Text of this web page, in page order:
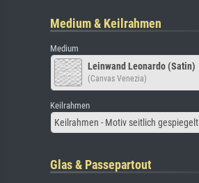
Medium & Keilrahmen
Medium
Leinwand Leonardo (Satin)
(Canvas Venezia)
Keilrahmen
Keilrahmen - Motiv seitlich gespiegelt
Glas & Passepartout